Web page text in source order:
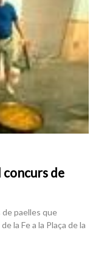
de
de paelles que
la Fe a la Plaça de la